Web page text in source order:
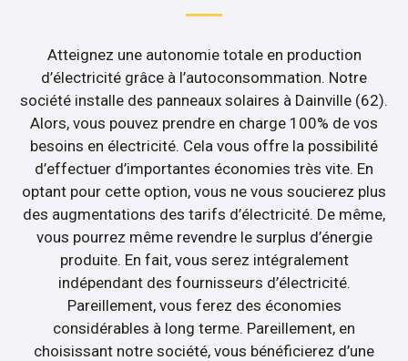
Atteignez une autonomie totale en production
d’électricité grâce à l’autoconsommation. Notre
société installe des panneaux solaires à Dainville (62).
Alors, vous pouvez prendre en charge 100% de vos
besoins en électricité. Cela vous offre la possibilité
d’effectuer d’importantes économies très vite. En
optant pour cette option, vous ne vous soucierez plus
des augmentations des tarifs d’électricité. De même,
vous pourrez même revendre le surplus d’énergie
produite. En fait, vous serez intégralement
indépendant des fournisseurs d’électricité.
Pareillement, vous ferez des économies
considérables à long terme. Pareillement, en
choisissant notre société, vous bénéficierez d’une